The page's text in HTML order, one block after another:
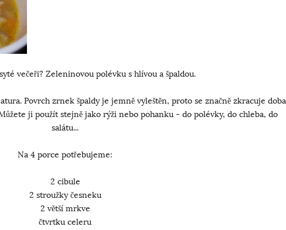
večeři? Zeleninovou polévku s hlívou a špaldou.
Povrch zrnek špaldy je jemně vyleštěn, proto se značně zkracuje doba
ji použít stejně jako rýži nebo pohanku - do polévky, do chleba, do
salátu...
Na 4 porce potřebujeme:
2 cibule
2 stroužky česneku
2 větší mrkve
čtvrtku celeru